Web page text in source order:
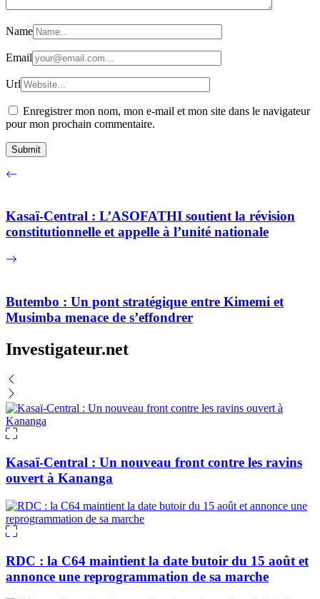
Name
Email
Url
Enregistrer mon nom, mon e-mail et mon site dans le navigateur
pour mon prochain commentaire.
Kasaï-Central : L’ASOFATHI soutient la révision
constitutionnelle et appelle à l’unité nationale
Butembo : Un pont stratégique entre Kimemi et
Musimba menace de s’effondrer
Investigateur.net
Kasaï-Central : Un nouveau front contre les ravins
ouvert à Kananga
RDC : la C64 maintient la date butoir du 15 août et
annonce une reprogrammation de sa marche